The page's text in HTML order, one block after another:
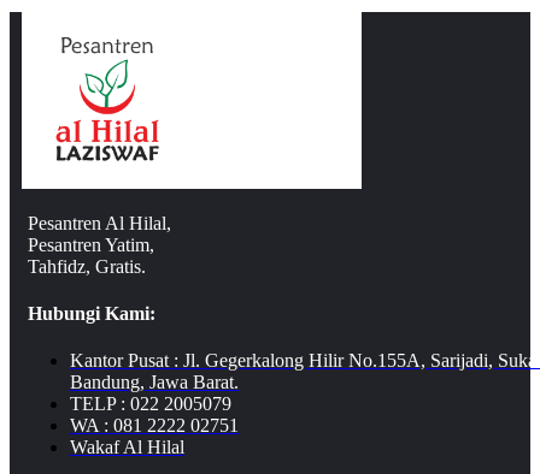
Pesantren Al Hilal,
Pesantren Yatim,
Tahfidz, Gratis.
Hubungi Kami:
Kantor Pusat : Jl. Gegerkalong Hilir No.155A, Sarijadi,
Bandung, Jawa Barat.
TELP : 022 2005079
WA : 081 2222 02751
Wakaf Al Hilal